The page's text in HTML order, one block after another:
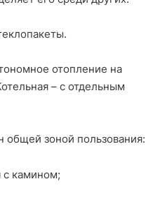
отопление на
– с отдельным
общей зоной пользования:
с камином;